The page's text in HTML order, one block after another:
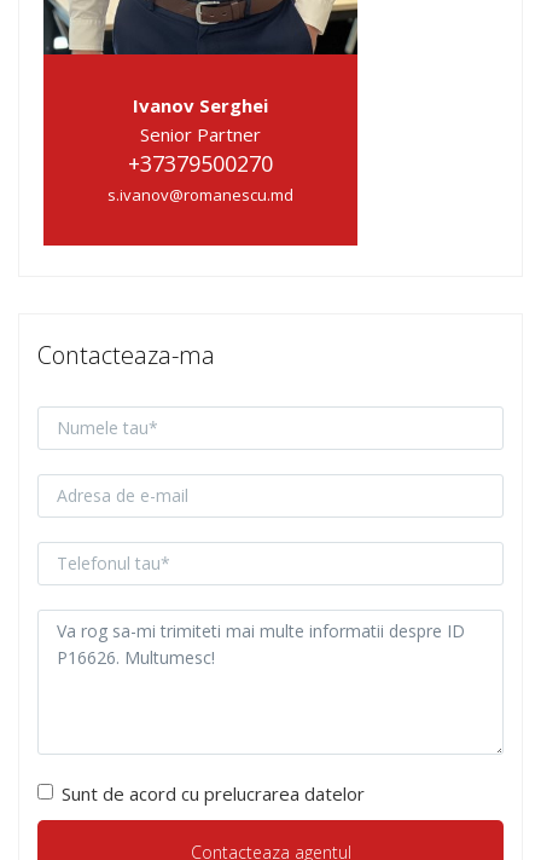
Ivanov Serghei
Senior Partner
+37379500270
s.ivanov@romanescu.md
Contacteaza-ma
Sunt de acord cu prelucrarea datelor